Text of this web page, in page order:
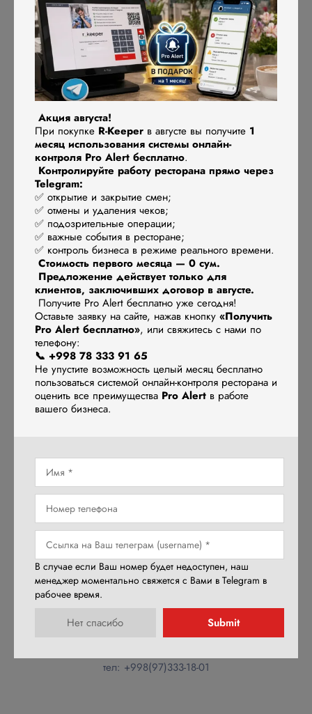
Но есть и минусы
Зависимость от интернета– если интернет пропал,
работа системы может замедлиться или остановиться. Важно
иметь надежного провайдера и резервный 4G/5G.
❌Абонентская плата
платить регулярно. Это удобнее, чем сразу покупать
дорогое оборудование, но в долгосрочной перспективе
расходы могут быть выше.
❌Ограниченные возможности кастомизации
отличие от локального R_keeper, в облачном варианте не все
можно адаптировать под свои нужды.
Так стоит ли переходить?
Если у тебянебольшое кафе, кофейня или ресторан
без сложных процессов, то облачный R_keeper –
отличное решение. Он проще, удобнее, и тебе не придется
тратить деньги на IT-инфраструктуру.
Если у тебякрупный ресторан с высокой
проходимостью и сложными бизнес-процессами , то
стоит подумать. Возможности кастомизации в облаке пока
Облачный R_keeper – это удобство, мобильность и меньше
головной боли с оборудованием. Но если у тебя
супердинамичное заведение, где счет идет на секунды,
лучше заранее протестировать систему и позаботиться о
резервном интернете.
А ты уже пробовал облачный R_keeper? Делись опытом в
комментариях!
тел: +998(97)333-18-01
Акция августа!
При покупке R-Keeper в августе вы получите 1
месяц использования системы онлайн-
контроля Pro Alert бесплатно.
Контролируйте работу ресторана прямо через
Telegram:
✅ открытие и закрытие смен;
✅ отмены и удаления чеков;
✅ подозрительные операции;
✅ важные события в ресторане;
✅ контроль бизнеса в режиме реального времени.
Стоимость первого месяца — 0 сум.
Предложение действует только для
клиентов, заключивших договор в августе.
Получите Pro Alert бесплатно уже сегодня!
Оставьте заявку на сайте, нажав кнопку «Получить
Pro Alert бесплатно», или свяжитесь с нами по
телефону:
📞 +998 78 333 91 65
Не упустите возможность целый месяц бесплатно
пользоваться системой онлайн-контроля ресторана и
оценить все преимущества Pro Alert в работе
вашего бизнеса.
В случае если Ваш номер будет недоступен, наш
менеджер моментально свяжется с Вами в Telegram в
рабочее время.
Нет спасибо Submit